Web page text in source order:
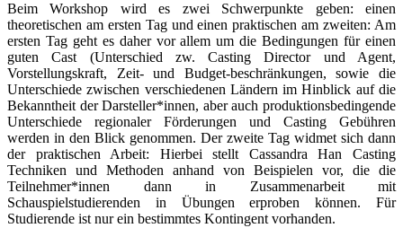
Beim Workshop wird es zwei Schwerpunkte geben: einen
theoretischen am ersten Tag und einen praktischen am zweiten: Am
ersten Tag geht es daher vor allem um die Bedingungen für einen
guten Cast (Unterschied zw. Casting Director und Agent,
Vorstellungskraft, Zeit- und Budget-beschränkungen, sowie die
Unterschiede zwischen verschiedenen Ländern im Hinblick auf die
Bekanntheit der Darsteller*innen, aber auch produktionsbedingende
Unterschiede regionaler Förderungen und Casting Gebühren
werden in den Blick genommen. Der zweite Tag widmet sich dann
der praktischen Arbeit: Hierbei stellt Cassandra Han Casting
Techniken und Methoden anhand von Beispielen vor, die die
Teilnehmer*innen dann in Zusammenarbeit mit
Schauspielstudierenden in Übungen erproben können. Für
Studierende ist nur ein bestimmtes Kontingent vorhanden.